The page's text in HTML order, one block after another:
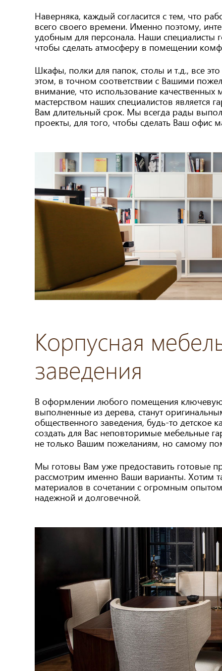
Наверняка, каждый согласится с тем, что
всего своего времени. Именно поэтому,
удобным для персонала. Наши специалисты
чтобы сделать атмосферу в помещении
Шкафы, полки для папок, столы и т.д., все
этом, в точном соответствии с Вашими
внимание, что использование
мастерством наших специалистов является
Вам длительный срок. Мы всегда рады
проекты, для того, чтобы сделать Ваш офис
Корпусная
заведения
В оформлении любого помещения
выполненные из дерева, станут
общественного заведения, будь-то детское
создать для Вас неповторимые мебельные
не только Вашим пожеланиям, но самому
Мы готовы Вам уже предоставить готовые
рассмотрим именно Ваши варианты. Хотим
материалов в сочетании с огромным
надежной и долговечной.